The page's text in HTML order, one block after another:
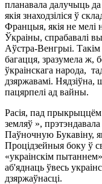
планавала далучыць
якія знаходзіліся ў
Францыя, якія не мелі
Ўкраіны, спрабавалі
Аўстра-Венгрыі. Такім
багацця, зразумела ж,
ўкраінскага народа,
дзяржавамі. Нядзіўна,
пацярпелі ад вайны.
Расія, пад прыкрыццём
земляў »,
Паўночную Букавіну,
Процідзейныя боку ў
«украінскім
аб'яднаць ўвесь
дзяржаўнасці.